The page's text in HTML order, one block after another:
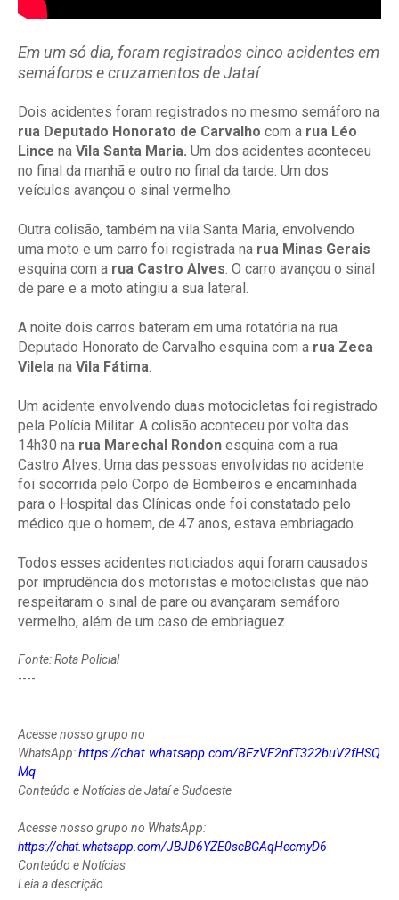
Em um só dia, foram registrados cinco acidentes em
semáforos e cruzamentos de Jataí
Dois acidentes foram registrados no mesmo semáforo na
rua Deputado Honorato de Carvalho com a rua Léo
Lince na Vila Santa Maria. Um dos acidentes aconteceu
no final da manhã e outro no final da tarde. Um dos
veículos avançou o sinal vermelho.
Outra colisão, também na vila Santa Maria, envolvendo
uma moto e um carro foi registrada na rua Minas Gerais
esquina com a rua Castro Alves. O carro avançou o sinal
de pare e a moto atingiu a sua lateral.
A noite dois carros bateram em uma rotatória na rua
Deputado Honorato de Carvalho esquina com a rua Zeca
Vilela na Vila Fátima.
Um acidente envolvendo duas motocicletas foi registrado
pela Polícia Militar. A colisão aconteceu por volta das
14h30 na rua Marechal Rondon esquina com a rua
Castro Alves. Uma das pessoas envolvidas no acidente
foi socorrida pelo Corpo de Bombeiros e encaminhada
para o Hospital das Clínicas onde foi constatado pelo
médico que o homem, de 47 anos, estava embriagado.
Todos esses acidentes noticiados aqui foram causados
por imprudência dos motoristas e motociclistas que não
respeitaram o sinal de pare ou avançaram semáforo
vermelho, além de um caso de embriaguez.
Fonte: Rota Policial
----
Acesse nosso grupo no
WhatsApp:https://chat.whatsapp.com/BFzVE2nfT322buV2fHSQ
Mq
Conteúdo e Notícias de Jataí e Sudoeste
Acesse nosso grupo no WhatsApp:
https://chat.whatsapp.com/JBJD6YZE0scBGAqHecmyD6
Conteúdo e Notícias
Leia a descrição